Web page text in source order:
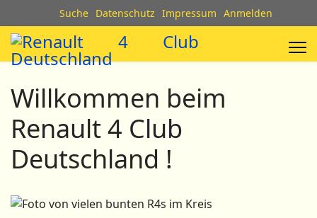
Suche Datenschutz Impressum Anmelden
Willkommen beim
Renault 4 Club
Deutschland !